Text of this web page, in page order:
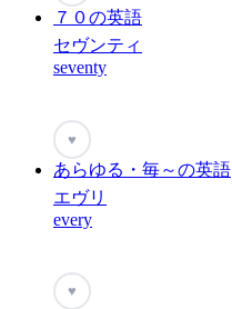
７０の英語
セヴンティ
seventy
♥
あらゆる・毎～の英語
エヴリ
every
♥